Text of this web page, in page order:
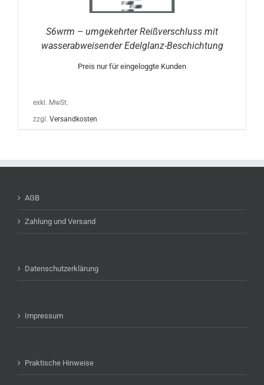
S6wrm – umgekehrter Reißverschluss mit
wasserabweisender Edelglanz-Beschichtung
Preis nur für eingeloggte Kunden
exkl. MwSt.
zzgl. Versandkosten
AGB
Zahlung und Versand
Datenschutzerklärung
Impressum
Praktische Hinweise